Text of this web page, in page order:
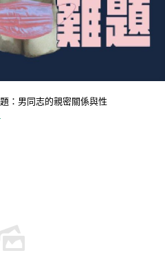
：男同志的親密關係與性